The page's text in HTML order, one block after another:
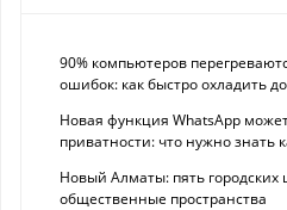
90% компьютеров
ошибок: как быстро охладить
Новая функция WhatsApp
приватности: что нужно знать
Новый Алматы: пять городских
общественные пространства